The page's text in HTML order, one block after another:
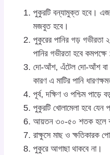
পুকুরটি বন্যামুক্ত হবে।
মজবুত হবে।
পুকুরের পানির গড় গভীরতা
পানির গভীরতা হবে কমপক্ষে
দো-আঁশ, এঁটেল দো-আঁশ বা
কারণ এ মাটির পানি
পূর্ব, দক্ষিণ ও পশ্চিম পাড়ে
পুকুরটি খোলামেলা হবে
আয়তন ৩০-৫০ শতক হলে
রাক্ষুসে মাছ ও ক্ষতিকারক
পুকুরে আগাছা থাকবে না।